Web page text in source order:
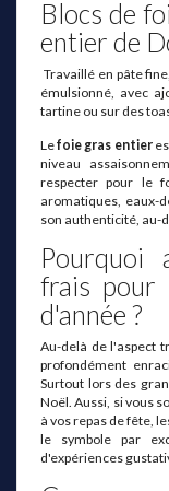
Blocs de
entier de
Travaillé en pâte
émulsionné, avec
tartine ou sur des
Lefoie gras entier
niveau
respecter pour le
aromatiques, eaux-
son authenticité, au-
Pourquoi
frais pour
d'année ?
Au-delà de l'aspect
profondément
Surtout lors des
Noël. Aussi, si vous
à vos repas de fête,
le symbole par
d'expériences